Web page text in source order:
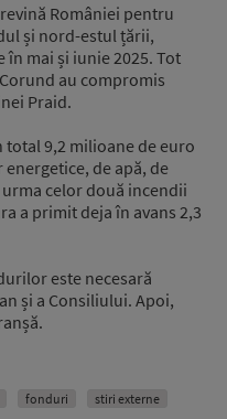
României pentru
și nord-estul țării,
mai și iunie 2025. Tot
au compromis
Praid.
9,2 milioane de euro
de apă, de
celor două incendii
a primit deja în avans 2,3
este necesară
și a Consiliului. Apoi,
fonduri stiri externe